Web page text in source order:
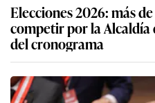
Elecciones 2026: más
competir por la Alcaldía
del cronograma